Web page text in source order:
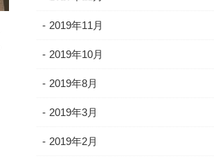
2019年11月
2019年10月
2019年8月
2019年3月
2019年2月